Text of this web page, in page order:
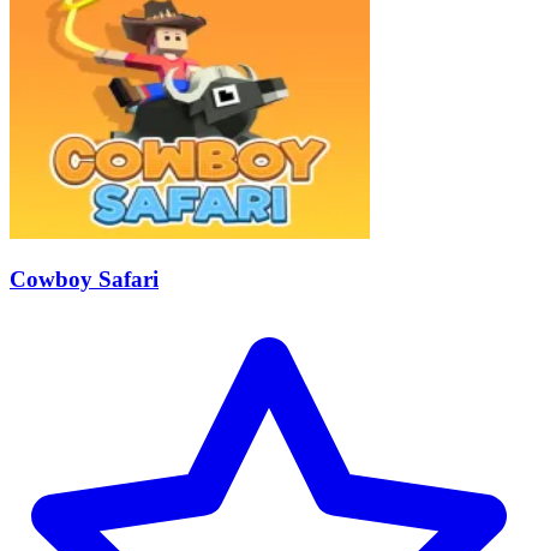
Cowboy Safari